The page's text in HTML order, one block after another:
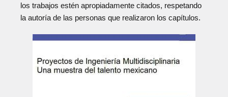
los trabajos estén apropiadamente citados, respetando
la autoría de las personas que realizaron los capítulos.